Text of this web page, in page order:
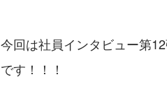
今回は社員インタビュー第
です！！！